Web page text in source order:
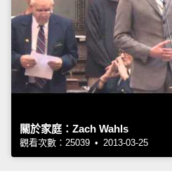
關於家庭：Zach Wahls
觀看次數：25039 • 2013-03-25